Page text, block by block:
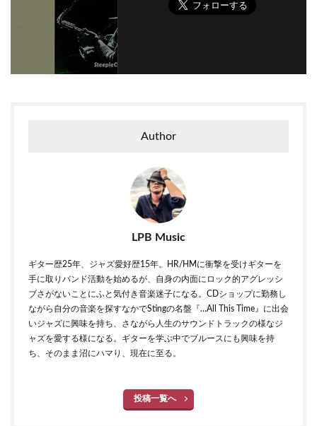
Author
LPB Music
ギター歴25年、ジャズ愛好歴15年。HR/HMに衝撃を受けギターを
手に取りバンド活動を始めるが、自身の内面にロック的アグレッシ
ブさがないことにふと気付き音楽迷子になる。CDショップに勤務し
ながら自分の音楽を探すなかでStingの名盤『…All This Time』に出会
いジャズに興味を持ち、さながら人生のサウンドトラックの様なジ
ャズを愛する様になる。ギターを学ぶ中でブルースにも興味を持
ち、そのまま沼にハマり、現在に至る。
投稿一覧へ